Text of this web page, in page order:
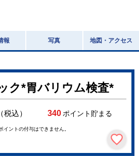
報 写真 地図・アクセス
ク*胃バリウム検査*
（税込） 340ポイント貯まる
ントの付与はできません。